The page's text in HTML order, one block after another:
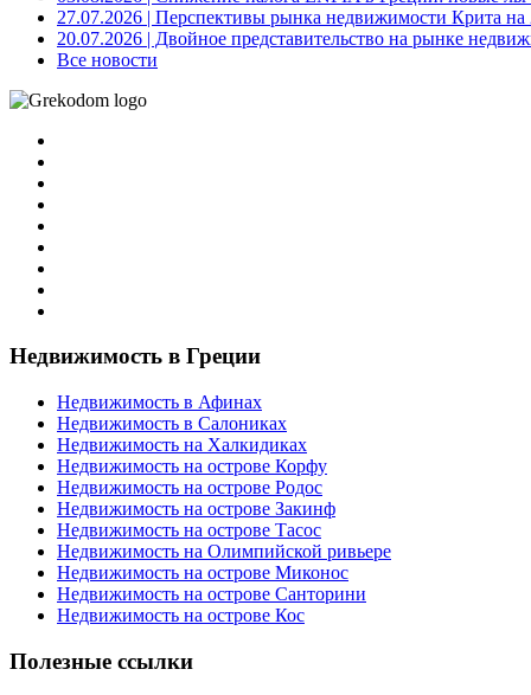
27.07.2026 | Перспективы рынка недвижимости Крита на
20.07.2026 | Двойное представительство на рынке
Все новости
Недвижимость в Греции
Недвижимость в Афинах
Недвижимость в Салониках
Недвижимость на Халкидиках
Недвижимость на острове Корфу
Недвижимость на острове Родос
Недвижимость на острове Закинф
Недвижимость на острове Тасос
Недвижимость на Олимпийской ривьере
Недвижимость на острове Миконос
Недвижимость на острове Санторини
Недвижимость на острове Кос
Полезные ссылки